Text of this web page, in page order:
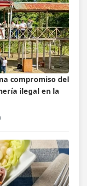
compromiso del
ilegal en la